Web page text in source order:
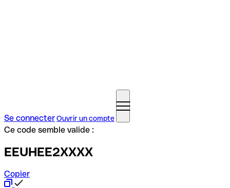
Se connecterOuvrir un compte
Ce code semble valide :
EEUHEE2XXXX
Copier